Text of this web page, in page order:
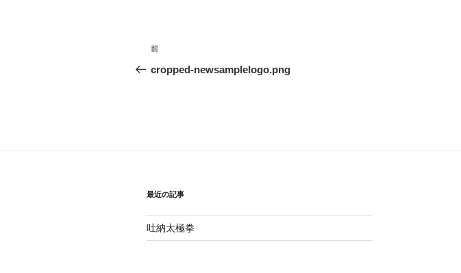
投
稿
シ
ョ
ン
前
の
前
cropped-newsamplelogo.png
最近の記事
吐納太極拳